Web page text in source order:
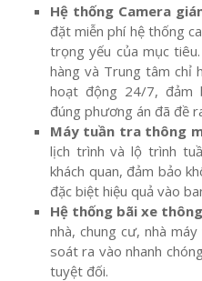
Hệ thống Camera
đặt miễn phí hệ thống
trọng yếu của mục
hàng và Trung tâm chỉ
hoạt động 24/7, đảm
đúng phương án đã đề
Máy tuần tra thông
lịch trình và lộ trình
khách quan, đảm bảo
đặc biệt hiệu quả vào
Hệ thống bãi xe
nhà, chung cư, nhà
soát ra vào nhanh
tuyệt đối.